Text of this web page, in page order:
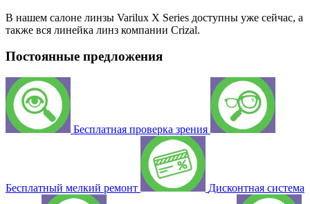
В нашем салоне линзы Varilux X Series доступны уже сейчас, а
также вся линейка линз компании Crizal.
Постоянные предложения
Бесплатная проверка зрения
Бесплатный мелкий ремонт Дисконтная система